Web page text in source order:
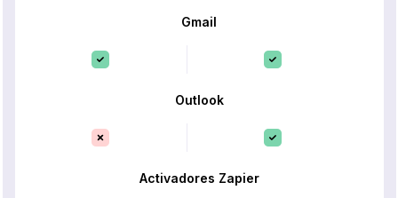
Gmail
Outlook
Activadores Zapier